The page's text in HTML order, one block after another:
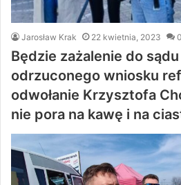
Jarosław Krak 22 kwietnia, 2023 0
Będzie zażalenie do
odrzuconego wniosku
odwołanie Krzysztofa
nie pora na kawę i na